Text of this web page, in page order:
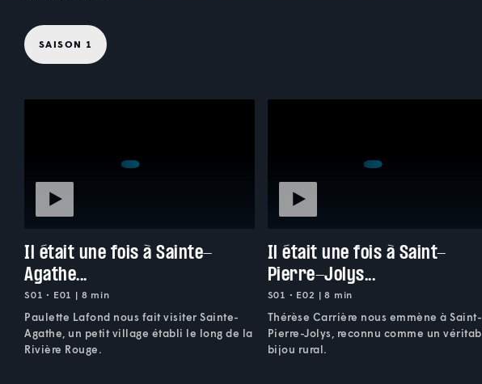
SAISON 1
Il était une fois à Sainte-
Agathe...
S01 • E01 | 8 min
Paulette Lafond nous fait visiter Sainte-
Agathe, un petit village établi le long de la
Rivière Rouge.
Il était une fois à Saint-
Pierre-Jolys...
S01 • E02 | 8 min
Thérèse Carrière nous emmène à Saint-
Pierre-Jolys, reconnu comme un
bijou rural.